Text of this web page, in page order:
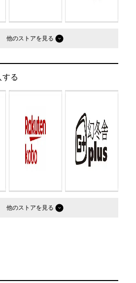
他のストア
る
他のストア